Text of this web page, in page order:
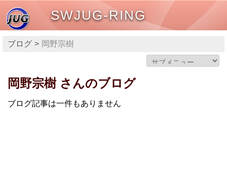
SWJUG-RING
ブログ 岡野宗樹
岡野宗樹 さんのブログ
ブログ記事は一件もありません